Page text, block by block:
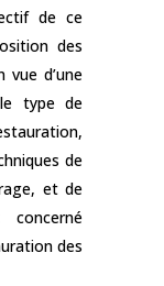
de ce
des
d’une
type de
de
et de
concerné
des